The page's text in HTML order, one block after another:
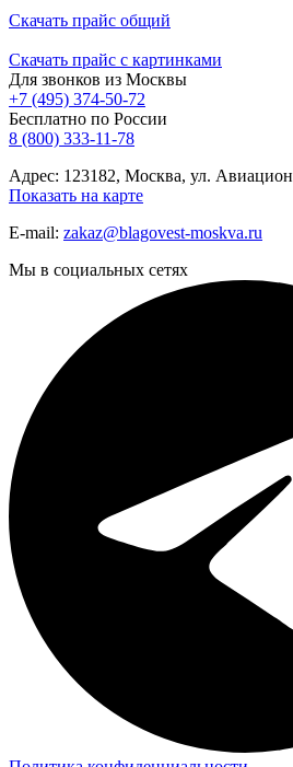
Скачать прайс общий
Скачать прайс с картинками
Для звонков из Москвы
+7 (495) 374-50-72
Бесплатно по России
8 (800) 333-11-78
Адрес: 123182, Москва, ул.
Показать на карте
E-mail: zakaz@blagovest-moskva.ru
Мы в социальных сетях